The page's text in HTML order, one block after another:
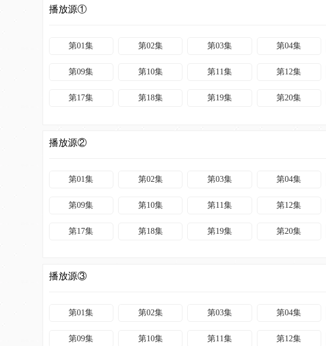
播放源①
第01集 第02集 第03集 第04集
第09集 第10集 第11集 第12集
第17集 第18集 第19集 第20集
播放源②
第01集 第02集 第03集 第04集
第09集 第10集 第11集 第12集
第17集 第18集 第19集 第20集
播放源③
第01集 第02集 第03集 第04集
第09集 第10集 第11集 第12集